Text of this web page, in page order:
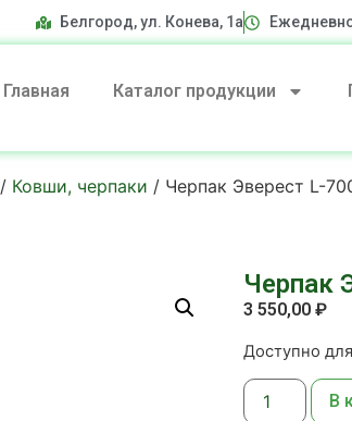
Белгород, ул. Конева, 1а
Главная Каталог продукции
/ Ковши, черпаки / Черпак Эверест L-
Черпак
3 550,00 ₽
Доступно
В